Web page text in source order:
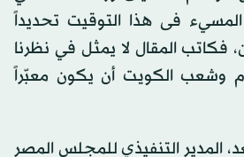
فى هذا التوقيت تحديداً
فكاتب المقال لا يمثل في نظرنا
وشعب الكويت أن يكون معبّراً
المدير التنفيذي للمجلس المصر